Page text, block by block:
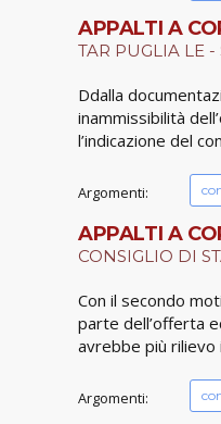
APPALTI A
TAR PUGLIA LE -
Ddalla
inammissibilità
l’indicazione del
Argomenti:
APPALTI A
CONSIGLIO DI
Con il secondo
parte dell’offerta
avrebbe più rilievo
Argomenti: